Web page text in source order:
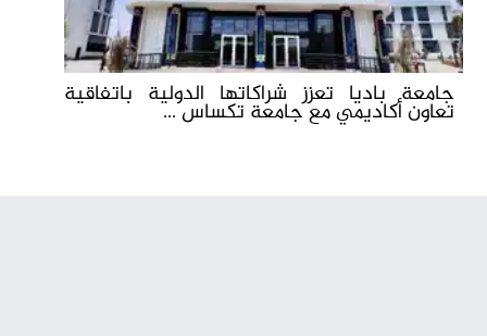
جامعة باديا تعزز شراكاتها الدولية باتفاقية
تعاون أكاديمي مع جامعة تكساس ...